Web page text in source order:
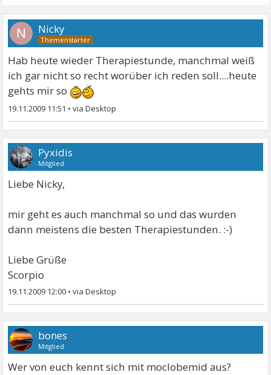
N Nicky
Hab heute wieder Therapiestunde, manchmal weiß
ich gar nicht so recht worüber ich reden soll....heute
gehts mir so
19.11.2009 11:51 •
Pyxidis
Mitglied
Liebe Nicky,
mir geht es auch manchmal so und das wurden
dann meistens die besten Therapiestunden. :-)
Liebe Grüße
Scorpio
19.11.2009 12:00 •
bones
Mitglied
Wer von euch kennt sich mit moclobemid aus?